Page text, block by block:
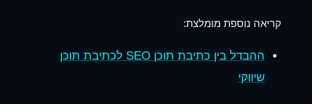
קריאה נוספת מומלצת:
ההבדל בין כתיבת תוכן SEO לכתיבת תוכן
שיווקי